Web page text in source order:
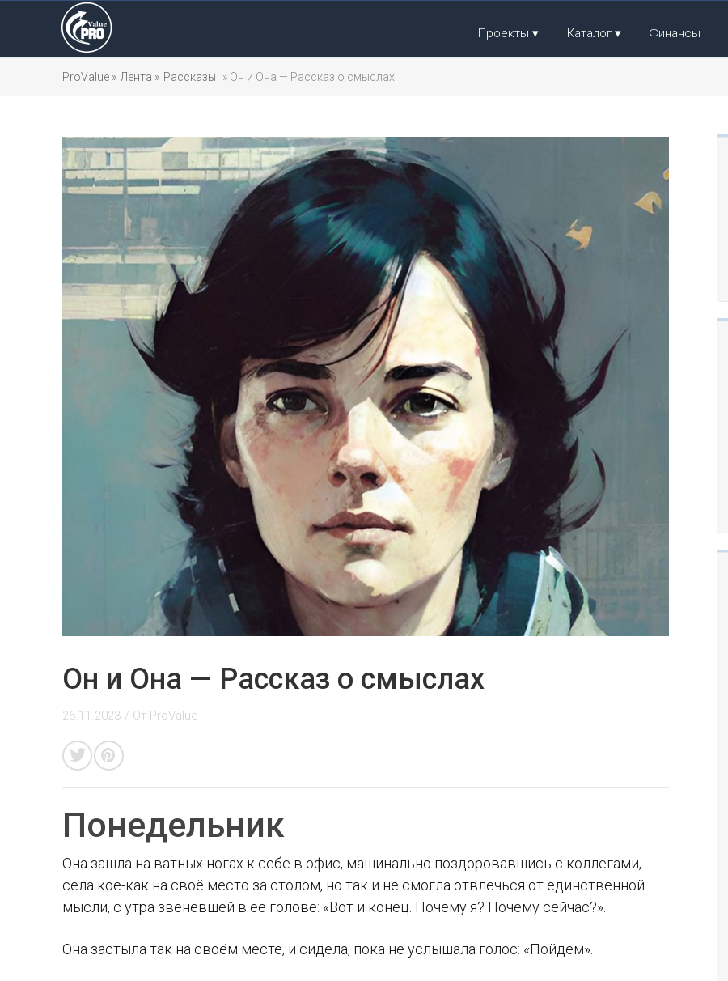
Проекты Каталог Финансы
ProValue » Лента » Рассказы » Он и Она — Рассказ о смыслах
Он и Она — Рассказ о смыслах
26.11.2023 / От ProValue
Понедельник
Она зашла на ватных ногах к себе в офис, машинально поздоровавшись с коллегами,
села кое-как на своё место за столом, но так и не смогла отвлечься от единственной
мысли, с утра звеневшей в её голове: «Вот и конец. Почему я? Почему сейчас?».
Она застыла так на своём месте, и сидела, пока не услышала голос: «Пойдем».